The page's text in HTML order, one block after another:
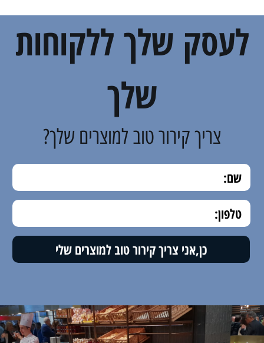
לעסק שלך ללקוחות
שלך
צריך קירור טוב למוצרים שלך?